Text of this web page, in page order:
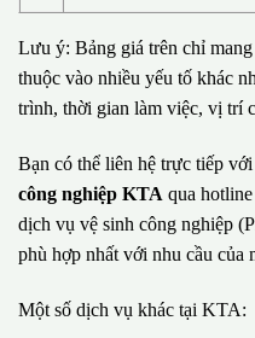
Lưu ý: Bảng giá trên chỉ
thuộc vào nhiều yếu tố khác
trình, thời gian làm việc, vị trí
Bạn có thể liên hệ trực tiếp
công nghiệp KTA qua hotline
dịch vụ vệ sinh công nghiệp
phù hợp nhất với nhu cầu của
Một số dịch vụ khác tại KTA: